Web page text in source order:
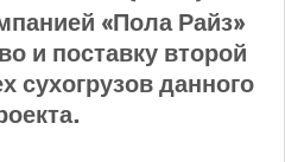
«Пола Райз»
и поставку второй
сухогрузов данного